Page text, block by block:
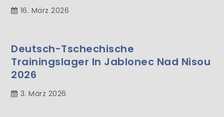
16. März 2026
Deutsch-Tschechische
Trainingslager In Jablonec Nad Nisou
2026
3. März 2026